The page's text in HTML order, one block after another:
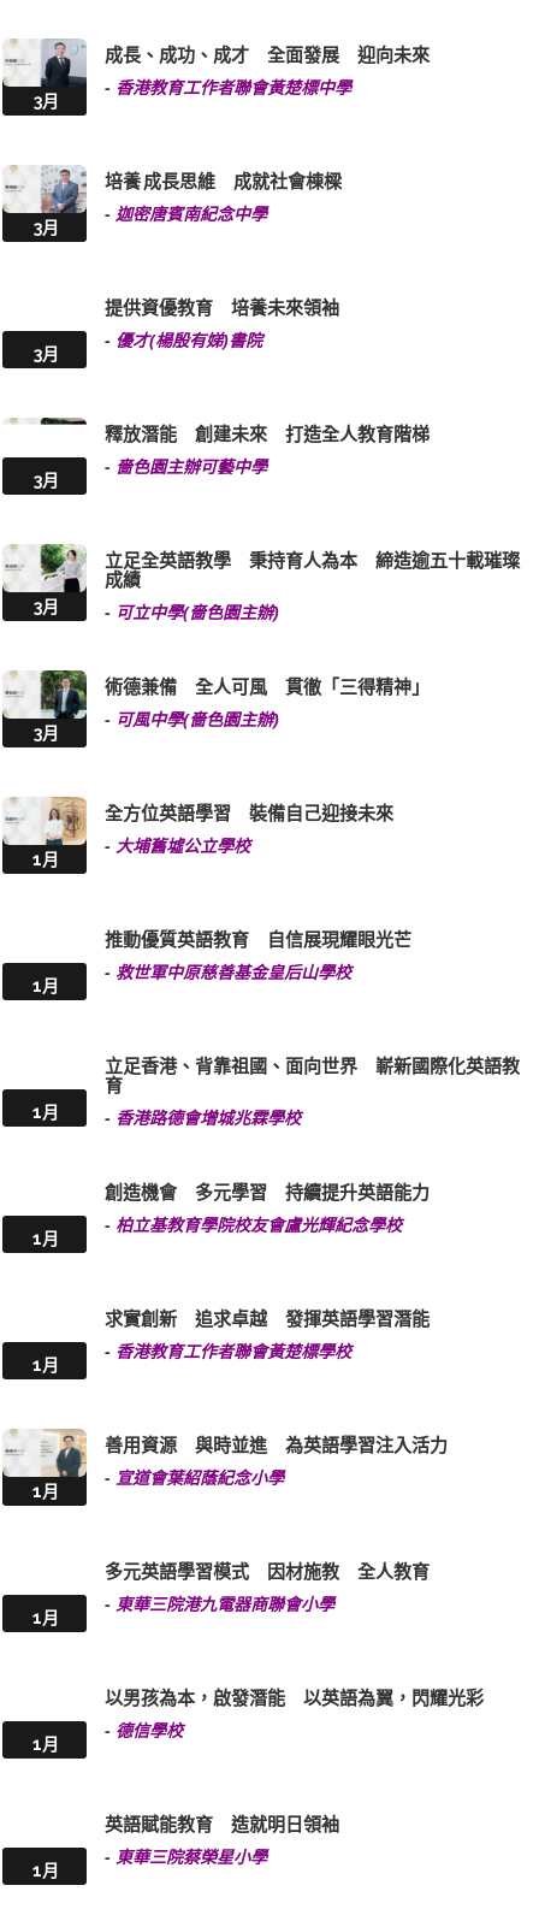
3月
成長、成功、成才 全面發展 迎向未來
- 香港教育工作者聯會黃楚標中學
3月
培養 成長思維 成就社會棟樑
- 迦密唐賓南紀念中學
3月
提供資優教育 培養未來領袖
- 優才(楊殷有娣)書院
3月
釋放潛能 創建未來 打造全人教育階梯
- 嗇色園主辦可藝中學
3月
立足全英語教學 秉持育人為本 締造逾五十載璀璨
成績
- 可立中學(嗇色園主辦)
3月
術德兼備 全人可風 貫徹「三得精神」
- 可風中學(嗇色園主辦)
1月
全方位英語學習 裝備自己迎接未來
- 大埔舊墟公立學校
1月
推動優質英語教育 自信展現耀眼光芒
- 救世軍中原慈善基金皇后山學校
1月
立足香港、背靠祖國、面向世界 嶄新國際化英語教
育
- 香港路德會增城兆霖學校
1月
創造機會 多元學習 持續提升英語能力
- 柏立基教育學院校友會盧光輝紀念學校
1月
求實創新 追求卓越 發揮英語學習潛能
- 香港教育工作者聯會黃楚標學校
1月
善用資源 與時並進 為英語學習注入活力
- 宣道會葉紹蔭紀念小學
1月
多元英語學習模式 因材施教 全人教育
- 東華三院港九電器商聯會小學
1月
以男孩為本，啟發潛能 以英語為翼，閃耀光彩
- 德信學校
1月
英語賦能教育 造就明日領袖
- 東華三院蔡榮星小學